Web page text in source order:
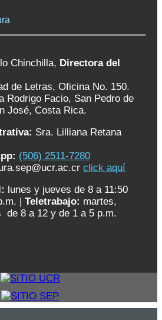
Chinchilla, Directora del
de Letras, Oficina No. 150.
Rodrigo Facio, San Pedro de
José, Costa Rica.
Sra. Lilliana Retana
(506) 2511-7280
click aquí
lunes y jueves de 8 a 11:50
| Teletrabajo: martes,
de 8 a 12 y de 1 a 5 p.m.